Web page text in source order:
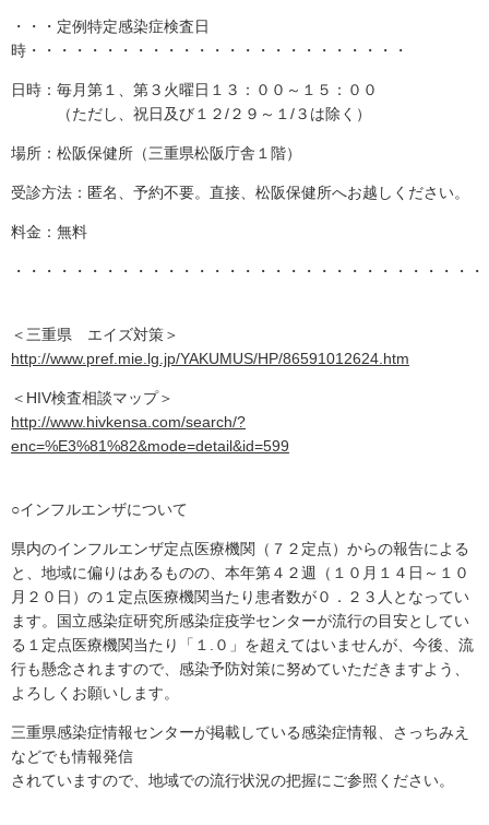
・・・定例特定感染症検査日
時・・・・・・・・・・・・・・・・・・・・・・・・・
日時：毎月第１、第３火曜日１３：００～１５：００
（ただし、祝日及び１２/２９～１/３は除く）
場所：松阪保健所（三重県松阪庁舎１階）
受診方法：匿名、予約不要。直接、松阪保健所へお越しください。
料金：無料
・・・・・・・・・・・・・・・・・・・・・・・・・・・・・・
＜三重県 エイズ対策＞
http://www.pref.mie.lg.jp/YAKUMUS/HP/86591012624.htm
＜HIV検査相談マップ＞
http://www.hivkensa.com/search/?
enc=%E3%81%82&mode=detail&id=599
○インフルエンザについて
県内のインフルエンザ定点医療機関（７２定点）からの報告による
と、地域に偏りはあるものの、本年第４２週（１０月１４日～１０
月２０日）の１定点医療機関当たり患者数が０．２３人となってい
ます。国立感染症研究所感染症疫学センターが流行の目安としてい
る１定点医療機関当たり「１.０」を超えてはいませんが、今後、流
行も懸念されますので、感染予防対策に努めていただきますよう、
よろしくお願いします。
三重県感染症情報センターが掲載している感染症情報、さっちみえ
などでも情報発信
されていますので、地域での流行状況の把握にご参照ください。